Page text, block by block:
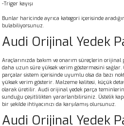
-Triger kayışı
Bunlar haricinde ayrıca kategori içerisinde
bulabiliyorsunuz.
Audi Orijinal Yedek
Araçlarınızda bakım ve onarım süreçlerin orijinal
daha uzun süre yüksek verim göstermesini
parçalar sistem içerisinde uyumlu olsa da bazı
yüksek verim gösterir. Malzeme kalitesi, küçük
olarak üretilir. Audi orijinal yedek parça
sunduğu çeşitlilikten yararlanbilirsiniz. Üstelik
bir şekilde ihtiyacınızı da karşılamış olursunuz.
Audi Orijinal Yedek